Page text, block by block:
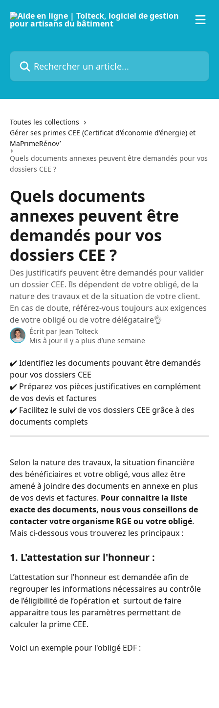
Rechercher un article...
Toutes les collections
Gérer ses primes CEE (Certificat d'économie d'énergie) et
MaPrimeRénov’
Quels documents annexes peuvent être demandés pour vos
dossiers CEE ?
Quels documents
annexes peuvent être
demandés pour vos
dossiers CEE ?
Des justificatifs peuvent être demandés pour valider
un dossier CEE. Ils dépendent de votre obligé, de la
nature des travaux et de la situation de votre client.
En cas de doute, référez-vous toujours aux exigences
de votre obligé ou de votre délégataire👌
Écrit par Jean Tolteck
Mis à jour il y a plus d’une semaine
✔️ Identifiez les documents pouvant être demandés
pour vos dossiers CEE
✔️ Préparez vos pièces justificatives en complément
de vos devis et factures
✔️ Facilitez le suivi de vos dossiers CEE grâce à des
documents complets
Selon la nature des travaux, la situation financière
des bénéficiaires et votre obligé, vous allez être
amené à joindre des documents en annexe en plus
de vos devis et factures. Pour connaitre la liste
exacte des documents, nous vous conseillons de
contacter votre organisme RGE ou votre obligé.
Mais ci-dessous vous trouverez les principaux :
1. L'attestation sur l'honneur :
L’attestation sur l’honneur est demandée afin de
regrouper les informations nécessaires au contrôle
de l’éligibilité de l’opération et  surtout de faire
apparaitre tous les paramètres permettant de
calculer la prime CEE.
Voici un exemple pour l'obligé EDF :